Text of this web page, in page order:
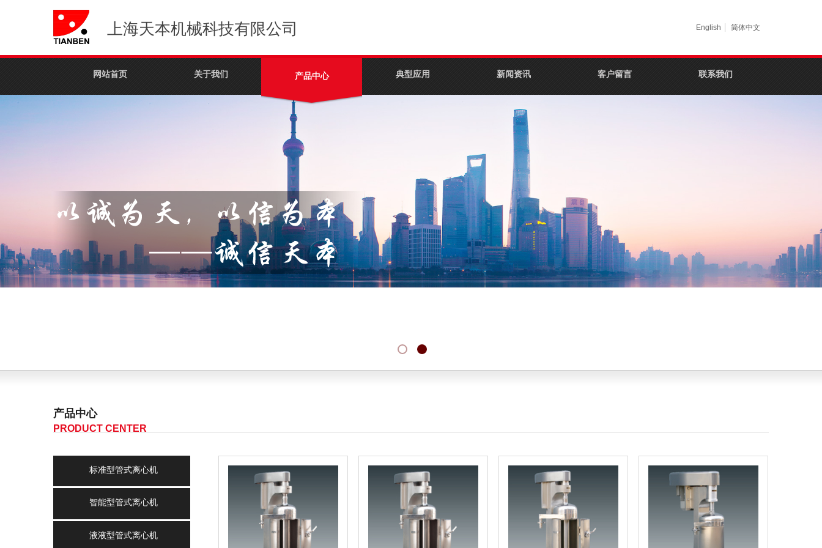
上海天本机械科技有限公司 English 简体中文
网站首页 关于我们 产品中心 典型应用 新闻资讯 客户留言 联系我们
产品中心
PRODUCT CENTER
标准型管式离心机
智能型管式离心机
液液型管式离心机